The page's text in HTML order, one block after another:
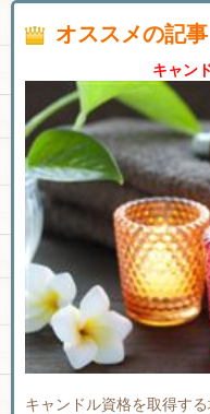
オススメの記事
キャン
キャンドル資格を取得す